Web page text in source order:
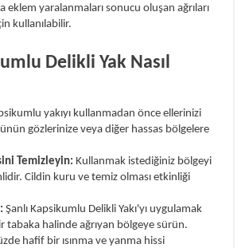
eklem yaralanmaları sonucu oluşan ağrıları
kullanılabilir.
Delikli Yak Nasıl
yakıyı kullanmadan önce ellerinizi
gözlerinize veya diğer hassas bölgelere
Temizleyin: Kullanmak istediğiniz bölgeyi
Cildin kuru ve temiz olması etkinliği
Şanlı Kapsikumlu Delikli Yakı'yı uygulamak
tabaka halinde ağrıyan bölgeye sürün.
hafif bir ısınma ve yanma hissi